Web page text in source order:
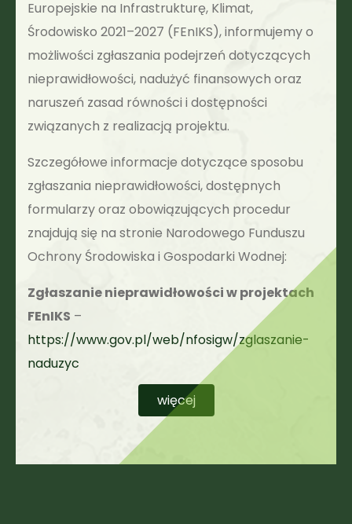
Europejskie na Infrastrukturę, Klimat,
Środowisko 2021–2027 (FEnIKS), informujemy o
możliwości zgłaszania podejrzeń dotyczących
nieprawidłowości, nadużyć finansowych oraz
naruszeń zasad równości i dostępności
związanych z realizacją projektu.
Szczegółowe informacje dotyczące sposobu
zgłaszania nieprawidłowości, dostępnych
formularzy oraz obowiązujących procedur
znajdują się na stronie Narodowego Funduszu
Ochrony Środowiska i Gospodarki Wodnej:
Zgłaszanie nieprawidłowości w projektach
FEnIKS –
https://www.gov.pl/web/nfosigw/zglaszanie-
naduzyc
więcej